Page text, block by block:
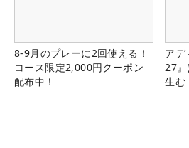
8-9月のプレーに2回使える！
コース限定2,000円クーポン
配布中！
アデ
27』
生む